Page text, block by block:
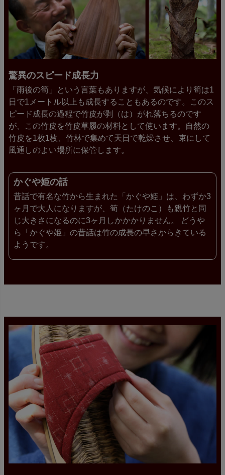
驚異のスピード成長力
「雨後の筍」という言葉もありますが、気候により筍は1
日で1メートル以上も成長することもあるのです。このス
ピード成長の過程で竹皮が剥（は）がれ落ちるのです
が、この竹皮を竹皮草履の材料として使います。自然の
竹皮を1枚1枚、竹林で集めて天日で乾燥させ、束にして
風通しのよい場所に保管します。
かぐや姫の話
昔話で有名な竹から生まれた「かぐや姫」は、わずか3
ヶ月で大人になりますが、筍（たけのこ）も親竹と同
じ大きさになるのに3ヶ月しかかかりません。 どうや
ら「かぐや姫」の昔話は竹の成長の早さからきている
ようです。